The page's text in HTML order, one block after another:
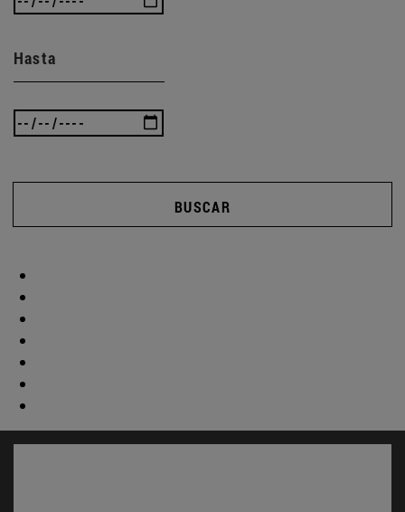
Hasta
BUSCAR